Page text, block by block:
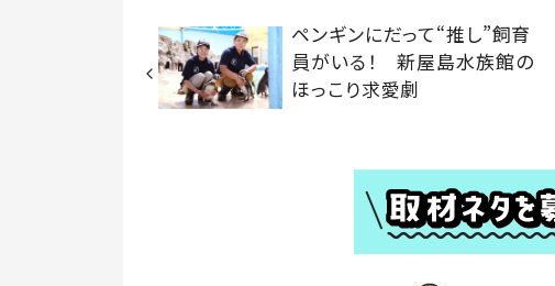
ペンギンにだって“推し”飼育
員がいる！ 新屋島水族館の
ほっこり求愛劇